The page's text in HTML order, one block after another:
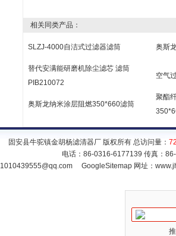
相关同类产品：
SLZJ-4000自洁式过滤器滤筒 奥斯
替代安满能研磨机除尘滤芯 滤筒
PIB210072
空气
奥斯龙纳米涂层阻燃350*660滤筒
聚酯
固安县牛驼镇金胡杨滤清器厂 版权所有 总访问量：
电话：86-0316-6177139 传真：
1010439555@qq.com GoogleSitemap网址：